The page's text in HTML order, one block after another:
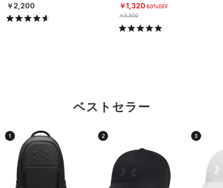
￥2,200 ￥1,320 60%OFF
￥3,300
ベストセラー
1 2 3